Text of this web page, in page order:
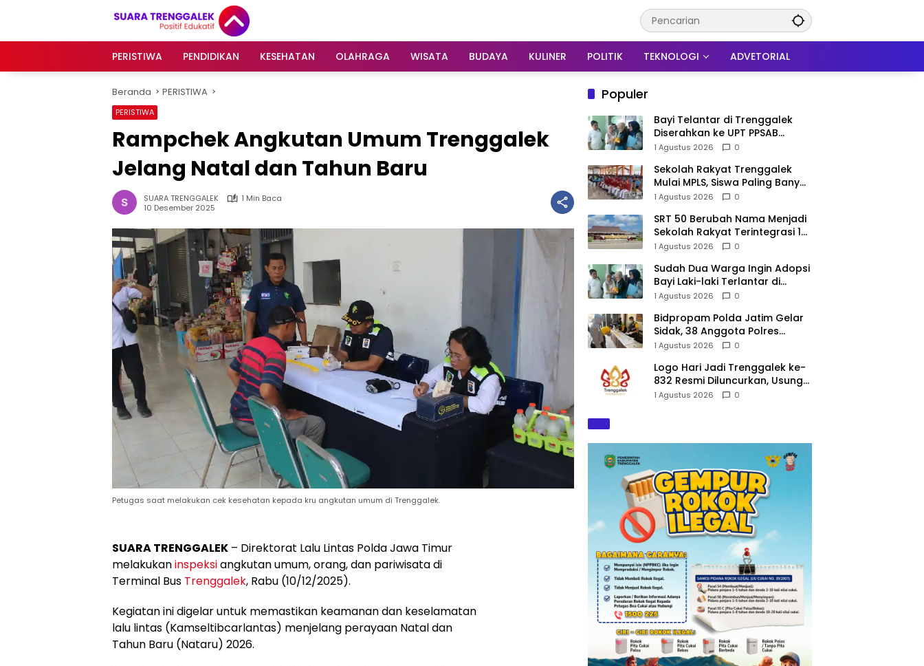
PERISTIWA
PENDIDIKAN KESEHATAN OLAHRAGA WISATA BUDAYA KULINER POLITIK TEKNOLOGI ADVETORIAL
Beranda PERISTIWA
PERISTIWA
Rampchek Angkutan Umum Trenggalek
Jelang Natal dan Tahun Baru
SUARA TRENGGALEK
1 Min Baca
10 Desember 2025
Petugas saat melakukan cek kesehatan kepada kru angkutan umum di Trenggalek.
SUARA TRENGGALEK – Direktorat Lalu Lintas Polda Jawa Timur
melakukaninspeksiangkutan umum, orang, dan pariwisata di
Terminal Bus Trenggalek, Rabu (10/12/2025).
Kegiatan ini digelar untuk memastikan keamanan dan keselamatan
lalu lintas (Kamseltibcarlantas) menjelang perayaan Natal dan
Tahun Baru (Nataru) 2026.
Populer
Bayi Telantar di Trenggalek
Diserahkan ke UPT PPSAB
Sidoarjo, Belum Bisa Langsung
1 Agustus 2026 0
Sekolah Rakyat Trenggalek
Mulai MPLS, Siswa Paling Banyak
dari Panggul dan Gandusari
1 Agustus 2026 0
SRT 50 Berubah Nama Menjadi
Sekolah Rakyat Terintegrasi 1
Trenggalek, Nomenklatur
1 Agustus 2026 0
Sudah Dua Warga Ingin Adopsi
Bayi Laki-laki Terlantar di
Trenggalek, Proses Tunggu
1 Agustus 2026 0
Bidpropam Polda Jatim Gelar
Sidak, 38 Anggota Polres
Trenggalek di Tes Urine
1 Agustus 2026 0
Logo Hari Jadi Trenggalek ke-
832 Resmi Diluncurkan, Usung
Tema “Hambeging Bumi”
1 Agustus 2026 0